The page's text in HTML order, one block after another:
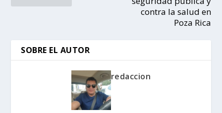
contra la salud en
Poza Rica
SOBRE EL AUTOR
redaccion